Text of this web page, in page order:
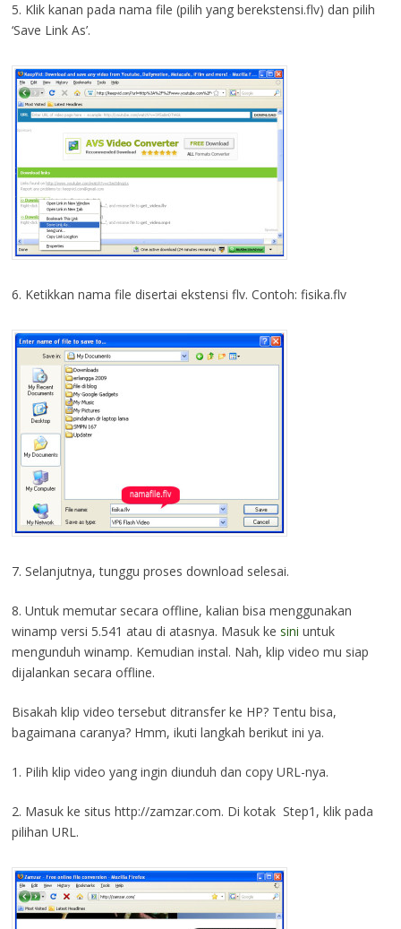
5. Klik kanan pada nama file (pilih yang berekstensi.flv) dan pilih
‘Save Link As’.
6. Ketikkan nama file disertai ekstensi flv. Contoh: fisika.flv
7. Selanjutnya, tunggu proses download selesai.
8. Untuk memutar secara offline, kalian bisa menggunakan
winamp versi 5.541 atau di atasnya. Masuk ke sini untuk
mengunduh winamp. Kemudian instal. Nah, klip video mu siap
dijalankan secara offline.
Bisakah klip video tersebut ditransfer ke HP? Tentu bisa,
bagaimana caranya? Hmm, ikuti langkah berikut ini ya.
1. Pilih klip video yang ingin diunduh dan copy URL-nya.
2. Masuk ke situs http://zamzar.com. Di kotak Step1, klik pada
pilihan URL.